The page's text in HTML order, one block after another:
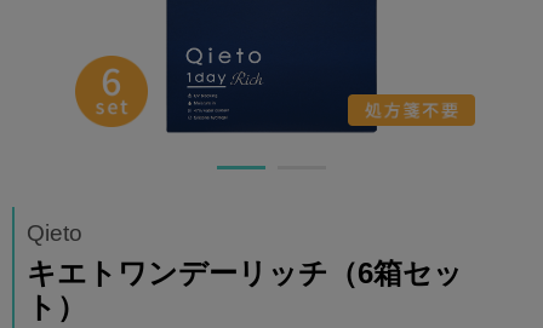
Qieto
キエトワンデーリッチ（6箱セッ
ト）